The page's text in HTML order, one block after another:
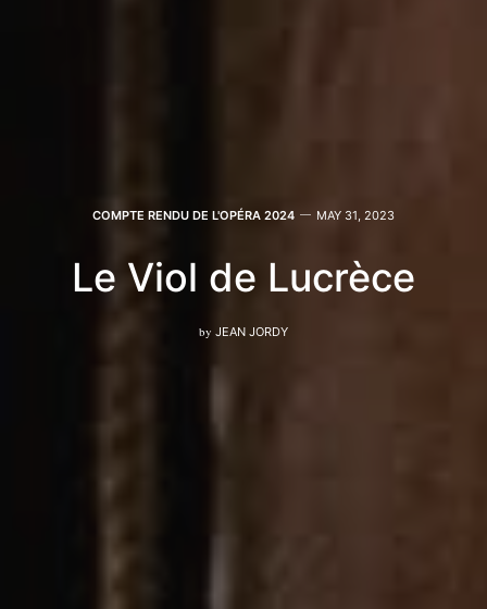
COMPTE RENDU DE L'OPÉRA 2024 MAY 31, 2023
Le Viol de Lucrèce
by JEAN JORDY